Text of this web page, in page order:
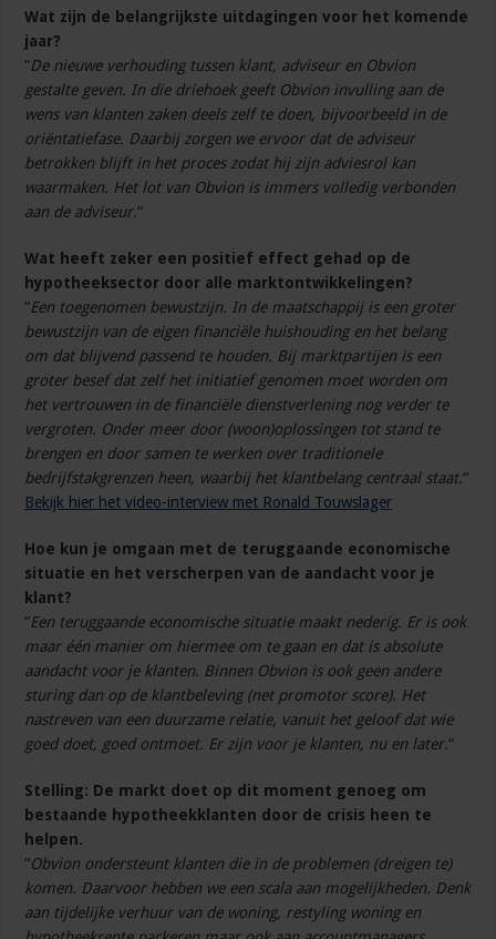
Wat zijn de belangrijkste uitdagingen voor het komende
jaar?
“De nieuwe verhouding tussen klant, adviseur en Obvion
gestalte geven. In die driehoek geeft Obvion invulling aan de
wens van klanten zaken deels zelf te doen, bijvoorbeeld in de
oriëntatiefase. Daarbij zorgen we ervoor dat de adviseur
betrokken blijft in het proces zodat hij zijn adviesrol kan
waarmaken. Het lot van Obvion is immers volledig verbonden
aan de adviseur.“
Wat heeft zeker een positief effect gehad op de
hypotheeksector door alle marktontwikkelingen?
“Een toegenomen bewustzijn. In de maatschappij is een groter
bewustzijn van de eigen financiële huishouding en het belang
om dat blijvend passend te houden. Bij marktpartijen is een
groter besef dat zelf het initiatief genomen moet worden om
het vertrouwen in de financiële dienstverlening nog verder te
vergroten. Onder meer door (woon)oplossingen tot stand te
brengen en door samen te werken over traditionele
bedrijfstakgrenzen heen, waarbij het klantbelang centraal staat.“
Bekijk hier het video-interview met Ronald Touwslager
Hoe kun je omgaan met de teruggaande economische
situatie en het verscherpen van de aandacht voor je
klant?
“Een teruggaande economische situatie maakt nederig. Er is ook
maar één manier om hiermee om te gaan en dat is absolute
aandacht voor je klanten. Binnen Obvion is ook geen andere
sturing dan op de klantbeleving (net promotor score). Het
nastreven van een duurzame relatie, vanuit het geloof dat wie
goed doet, goed ontmoet. Er zijn voor je klanten, nu en later.“
Stelling: De markt doet op dit moment genoeg om
bestaande hypotheekklanten door de crisis heen te
helpen.
“Obvion ondersteunt klanten die in de problemen (dreigen te)
komen. Daarvoor hebben we een scala aan mogelijkheden. Denk
aan tijdelijke verhuur van de woning, restyling woning en